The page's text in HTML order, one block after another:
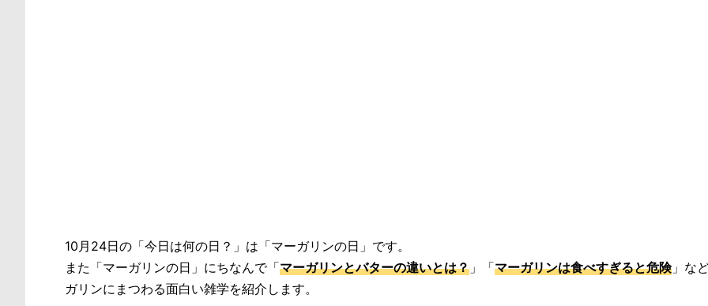
10月24日の「今日は何の日？」は「マーガリンの日」です。
また「マーガリンの日」にちなんで「マーガリンとバターの違いとは？ 」「マーガリンは食べすぎると危険」な
ガリンにまつわる面白い雑学を紹介します。